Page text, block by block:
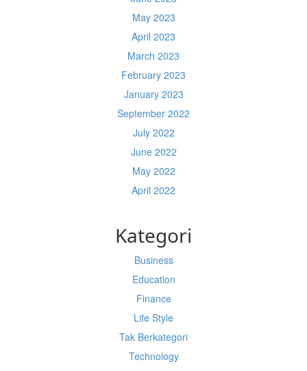
May 2023
April 2023
March 2023
February 2023
January 2023
September 2022
July 2022
June 2022
May 2022
April 2022
Kategori
Business
Education
Finance
Life Style
Tak Berkategori
Technology